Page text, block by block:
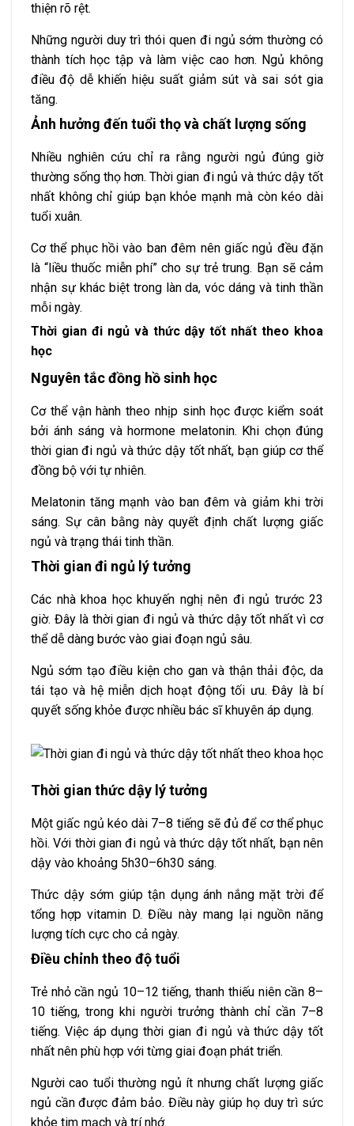
thiện rõ rệt.
Những người duy trì thói quen đi ngủ sớm thường có
thành tích học tập và làm việc cao hơn. Ngủ không
điều độ dễ khiến hiệu suất giảm sút và sai sót gia
tăng.
Ảnh hưởng đến tuổi thọ và chất lượng sống
Nhiều nghiên cứu chỉ ra rằng người ngủ đúng giờ
thường sống thọ hơn. Thời gian đi ngủ và thức dậy tốt
nhất không chỉ giúp bạn khỏe mạnh mà còn kéo dài
tuổi xuân.
Cơ thể phục hồi vào ban đêm nên giấc ngủ đều đặn
là “liều thuốc miễn phí” cho sự trẻ trung. Bạn sẽ cảm
nhận sự khác biệt trong làn da, vóc dáng và tinh thần
mỗi ngày.
Thời gian đi ngủ và thức dậy tốt nhất theo khoa
học
Nguyên tắc đồng hồ sinh học
Cơ thể vận hành theo nhịp sinh học được kiểm soát
bởi ánh sáng và hormone melatonin. Khi chọn đúng
thời gian đi ngủ và thức dậy tốt nhất, bạn giúp cơ thể
đồng bộ với tự nhiên.
Melatonin tăng mạnh vào ban đêm và giảm khi trời
sáng. Sự cân bằng này quyết định chất lượng giấc
ngủ và trạng thái tinh thần.
Thời gian đi ngủ lý tưởng
Các nhà khoa học khuyến nghị nên đi ngủ trước 23
giờ. Đây là thời gian đi ngủ và thức dậy tốt nhất vì cơ
thể dễ dàng bước vào giai đoạn ngủ sâu.
Ngủ sớm tạo điều kiện cho gan và thận thải độc, da
tái tạo và hệ miễn dịch hoạt động tối ưu. Đây là bí
quyết sống khỏe được nhiều bác sĩ khuyên áp dụng.
Thời gian thức dậy lý tưởng
Một giấc ngủ kéo dài 7–8 tiếng sẽ đủ để cơ thể phục
hồi. Với thời gian đi ngủ và thức dậy tốt nhất, bạn nên
dậy vào khoảng 5h30–6h30 sáng.
Thức dậy sớm giúp tận dụng ánh nắng mặt trời để
tổng hợp vitamin D. Điều này mang lại nguồn năng
lượng tích cực cho cả ngày.
Điều chỉnh theo độ tuổi
Trẻ nhỏ cần ngủ 10–12 tiếng, thanh thiếu niên cần 8–
10 tiếng, trong khi người trưởng thành chỉ cần 7–8
tiếng. Việc áp dụng thời gian đi ngủ và thức dậy tốt
nhất nên phù hợp với từng giai đoạn phát triển.
Người cao tuổi thường ngủ ít nhưng chất lượng giấc
ngủ cần được đảm bảo. Điều này giúp họ duy trì sức
khỏe tim mạch và trí nhớ.